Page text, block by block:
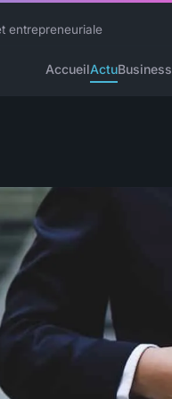
entrepreneuriale
AccueilActuBusiness